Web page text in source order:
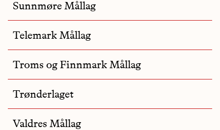
Sunnmøre Mållag
Telemark Mållag
Troms og Finnmark Mållag
Trønderlaget
Valdres Mållag